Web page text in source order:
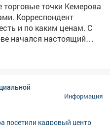
торговые точки Кемерова
Корреспондент
и по каким ценам. С
начался настоящий
так и распирает от
вручную в лесу.
только и остаётся,
как горячие пирожки.
Информация